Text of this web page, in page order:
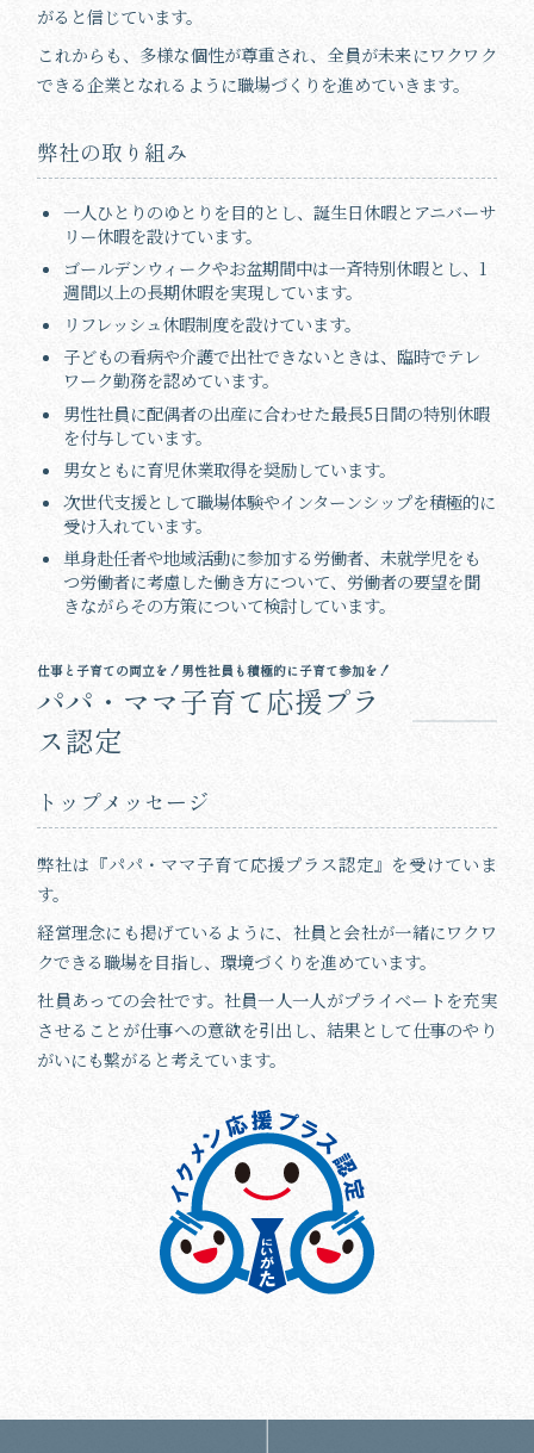
がると信じています。
これからも、多様な個性が尊重され、全員が未来にワクワク
できる企業となれるように職場づくりを進めていきます。
弊社の取り組み
一人ひとりのゆとりを目的とし、誕生日休暇とアニバーサ
リー休暇を設けています。
ゴールデンウィークやお盆期間中は一斉特別休暇とし、1
週間以上の長期休暇を実現しています。
リフレッシュ休暇制度を設けています。
子どもの看病や介護で出社できないときは、臨時でテレ
ワーク勤務を認めています。
男性社員に配偶者の出産に合わせた最長5日間の特別休暇
を付与しています。
男女ともに育児休業取得を奨励しています。
次世代支援として職場体験やインターンシップを積極的に
受け入れています。
単身赴任者や地域活動に参加する労働者、未就学児をも
つ労働者に考慮した働き方について、労働者の要望を聞
きながらその方策について検討しています。
パパ・ママ子育て応援プラ
ス認定
仕事と子育ての両立を！男性社員も積極的に子育て参加を！
トップメッセージ
弊社は『パパ・ママ子育て応援プラス認定』を受けていま
す。
経営理念にも掲げているように、社員と会社が一緒にワクワ
クできる職場を目指し、環境づくりを進めています。
社員あっての会社です。社員一人一人がプライベートを充実
させることが仕事への意欲を引出し、結果として仕事のやり
がいにも繋がると考えています。